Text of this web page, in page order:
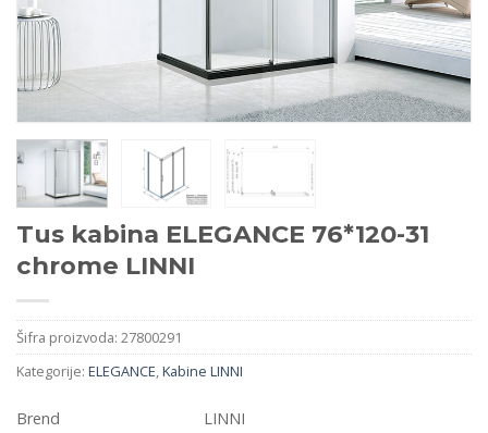
Tus kabina ELEGANCE 76*120-31
chrome LINNI
Šifra proizvoda: 27800291
Kategorije: ELEGANCE,Kabine LINNI
Brend
LINNI